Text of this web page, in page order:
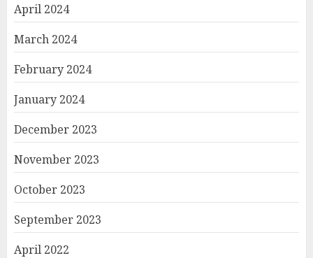
April 2024
March 2024
February 2024
January 2024
December 2023
November 2023
October 2023
September 2023
April 2022